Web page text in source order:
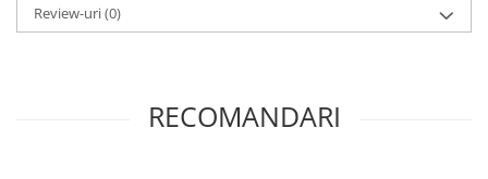
Culegeri și materiale auxiliare
Bibliografie didactică
Review-uri(0)
RECOMANDARI